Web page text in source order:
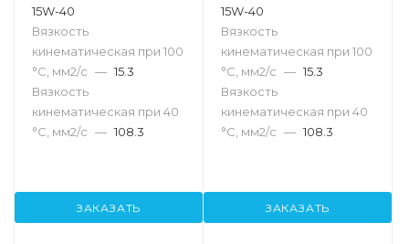
15W-40
Вязкость
кинематическая при 100
°С, мм2/с — 15.3
Вязкость
кинематическая при 40
°С, мм2/с — 108.3
ЗАКАЗАТЬ
15W-40
Вязкость
кинематическая при 100
°С, мм2/с — 15.3
Вязкость
кинематическая при 40
°С, мм2/с — 108.3
ЗАКАЗАТЬ